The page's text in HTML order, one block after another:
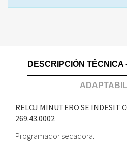
DESCRIPCIÓN TÉCNICA
RELOJ MINUTERO SE INDESIT
269.43.0002
Programador secadora.